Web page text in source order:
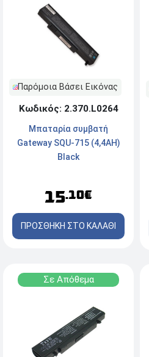
Παρόμοια Βάσει Εικόνας
Κωδικός: 2.370.L0264
Μπαταρία συμβατή
Gateway SQU-715 (4,4AH)
Black
15.10€
ΠΡΟΣΘΗΚΗ ΣΤΟ ΚΑΛΑΘΙ
Σε Απόθεμα